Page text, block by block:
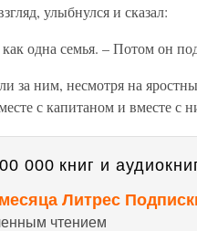
улыбнулся и сказал:
одна семья. – Потом он
за ним, несмотря на
с капитаном и вместе с
000 книг и
Литрес
чтением